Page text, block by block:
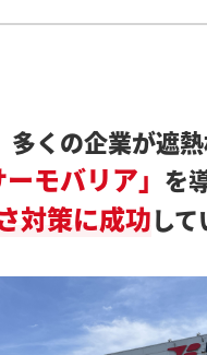
多くの企業が遮
ーモバリア」 を
対策に成功し